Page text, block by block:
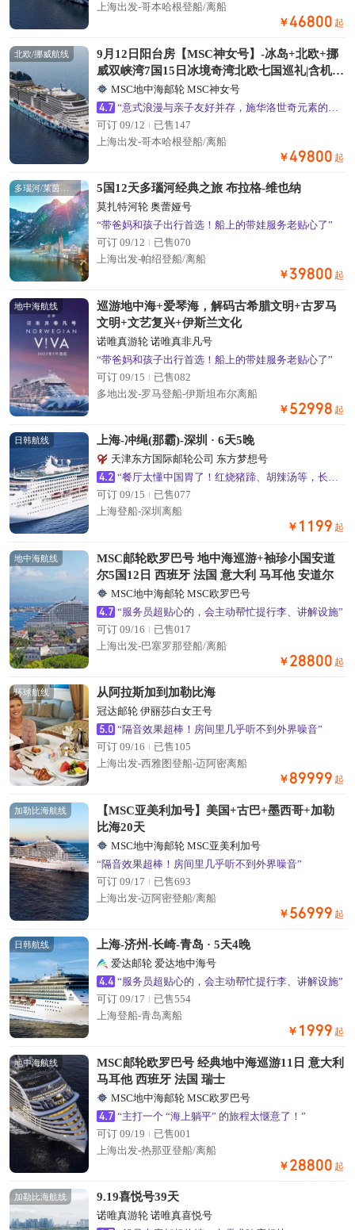
上海出发-哥本哈根登船/离船
￥46800 起
北欧/挪威航线
9月12日阳台房【MSC神女号】-冰岛+北欧+挪
威双峡湾7国15日冰境奇湾北欧七国巡礼|含机
票|含港口岸上观光
MSC地中海邮轮 MSC神女号
4.7
可订 09/12
已售147
上海出发-哥本哈根登船/离船
￥49800 起
5国12天多瑙河经典之旅 布拉格-维也纳
莫扎特河轮 奥蕾娅号
“带爸妈和孩子出行首选！船上的带娃服务老贴心了”
可订 09/12
已售070
上海出发-帕绍登船/离船
￥ 39800 起
地中海航线
巡游地中海+爱琴海，解码古希腊文明+古罗马
文明+文艺复兴+伊斯兰文化
诺唯真游轮 诺唯真非凡号
“带爸妈和孩子出行首选！船上的带娃服务老贴心了”
可订 09/15
已售082
多地出发-罗马登船-伊斯坦布尔离船
￥ 52998 起
日韩航线 上海-冲绳(那霸)-深圳 · 6天5晚
天津东方国际邮轮公司 东方梦想号
4.2
“餐厅太懂中国胃了！红烧猪蹄、胡辣汤等，长辈吃得超满意”
可订 09/15
已售077
上海登船-深圳离船
￥ 1199 起
地中海航线
MSC邮轮欧罗巴号 地中海巡游+袖珍小国安道
尔5国12日 西班牙 法国 意大利 马耳他 安道尔
MSC地中海邮轮 MSC欧罗巴号
4.7 “服务员超贴心的，会主动帮忙提行李、讲解设施”
可订 09/16
已售017
上海出发-巴塞罗那登船/离船
￥ 28800 起
环球航线 从阿拉斯加到加勒比海
冠达邮轮 伊丽莎白女王号
5.0 “隔音效果超棒！房间里几乎听不到外界噪音”
可订 09/16
已售105
上海出发-西雅图登船-迈阿密离船
￥ 89999 起
加勒比海航线
【MSC亚美利加号】美国+古巴+墨西哥+加勒
比海20天
MSC地中海邮轮 MSC亚美利加号
“隔音效果超棒！房间里几乎听不到外界噪音”
可订 09/17
已售693
上海出发-迈阿密登船/离船
￥ 56999 起
日韩航线 上海-济州-长崎-青岛 · 5天4晚
爱达邮轮 爱达地中海号
4.4 “服务员超贴心的，会主动帮忙提行李、讲解设施”
可订 09/17
已售554
上海登船-青岛离船
￥ 1999 起
地中海航线
MSC邮轮欧罗巴号 经典地中海巡游11日 意大利
马耳他 西班牙 法国 瑞士
MSC地中海邮轮 MSC欧罗巴号
4.7 “主打一个 “海上躺平” 的旅程太惬意了！”
可订 09/19
已售001
上海出发-热那亚登船/离船
￥ 28800 起
加勒比海航线 9.19喜悦号39天
诺唯真游轮 诺唯真喜悦号